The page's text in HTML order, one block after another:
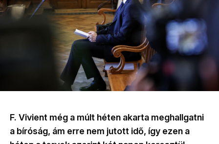
F. Vivient még a múlt héten akarta meghallgatni
a bíróság, ám erre nem jutott idő, így ezen a